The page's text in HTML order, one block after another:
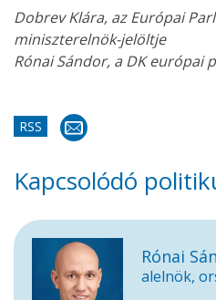
Dobrev Klára, az Európai
miniszterelnök-jelöltje
Rónai Sándor, a DK európai
RSS
Kapcsolódó
Rónai
alelnök,